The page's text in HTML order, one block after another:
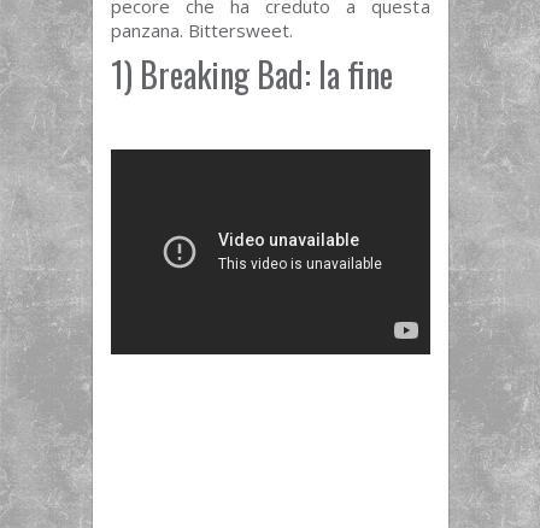
pecore che ha creduto a questa
panzana. Bittersweet.
1) Breaking Bad: la fine